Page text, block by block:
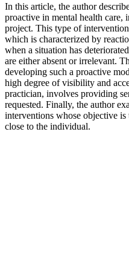
In this article, the author
proactive in mental health care,
project. This type of
which is characterized by
when a situation has
are either absent or irrelevant.
developing such a proactive
high degree of visibility and
practician, involves providing
requested. Finally, the author
interventions whose objective
close to the individual.